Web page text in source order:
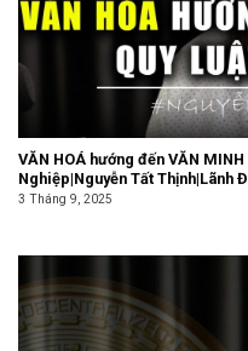
VĂN HOÁ hướng đến VĂN
Nghiệp|Nguyễn Tất Thịnh|Lãnh
3 Tháng 9, 2025